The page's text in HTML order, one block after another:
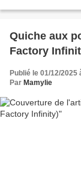
Quiche aux
Factory
Publié le 01/12/2025
Par Mamylie